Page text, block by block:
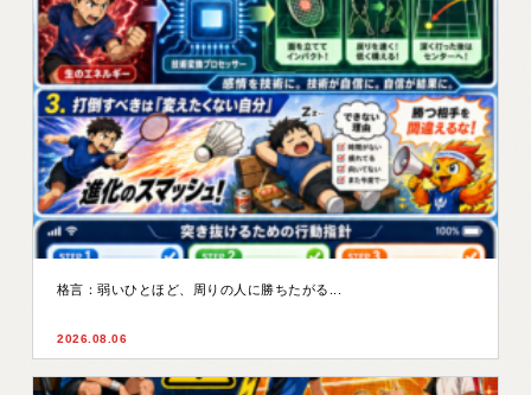
格言：弱いひとほど、周りの人に勝ちたがる...
2026.08.06